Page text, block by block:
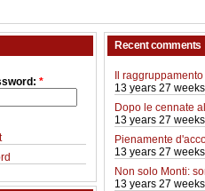
*
Recent comments
Il
13 years 27
Dopo le cennate
13 years 27
Pienamente
13 years 27
Non solo Monti:
13 years 27